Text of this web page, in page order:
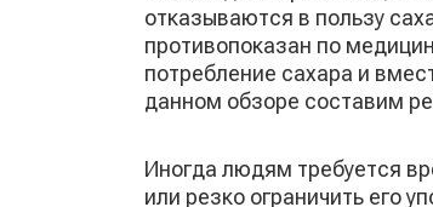
отказываются в пользу
противопоказан по
потребление сахара и
данном обзоре составим
Иногда людям требуется
или резко ограничить его